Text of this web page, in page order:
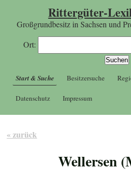
Rittergüter-
Großgrundbesitz in Sachsen und
Ort:
Start & Suche Besitzersuche
Datenschutz Impressum
« zurück
Wellersen